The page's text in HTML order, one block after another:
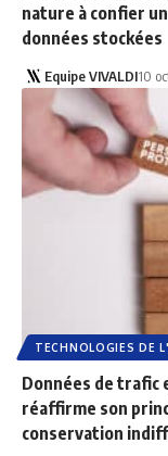
nature à confier
données stockées
Equipe VIVALDI10
TECHNOLOGIES DE
Données de trafic
réaffirme son
conservation